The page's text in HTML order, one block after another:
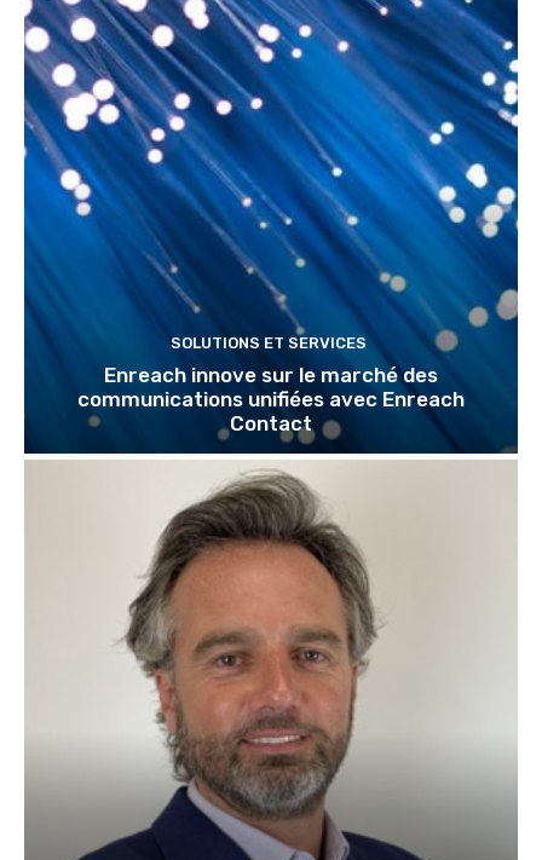
SOLUTIONS ET SERVICES
Enreach innove sur le marché des
communications unifiées avec Enreach
Contact